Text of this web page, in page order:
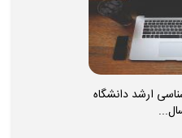
ارشد دانشگاه